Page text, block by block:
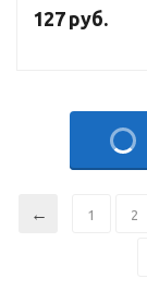
(пачка 1 кг, ЛЭЗ)
127 руб.
1 2